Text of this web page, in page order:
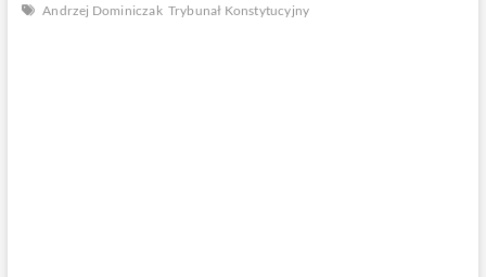
Andrzej Dominiczak Trybunał Konstytucyjny